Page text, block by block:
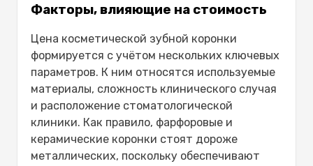
Факторы, влияющие на стоимость
Цена косметической зубной коронки
формируется с учётом нескольких ключевых
параметров. К ним относятся используемые
материалы, сложность клинического случая
и расположение стоматологической
клиники. Как правило, фарфоровые и
керамические коронки стоят дороже
металлических, поскольку обеспечивают